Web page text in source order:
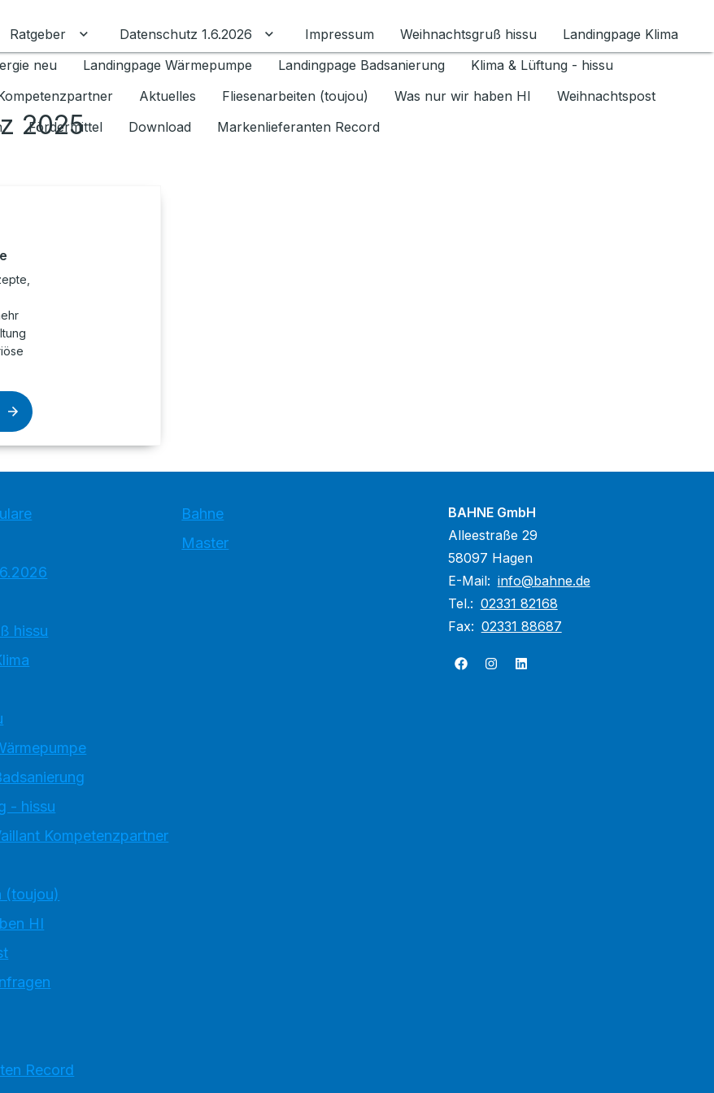
Ratgeber Untermenü für Ratgeber umschalten
Datenschutz 1.6.2026 Untermenü für Datenschutz 1.6.2026 umschalten
Impressum Weihnachtsgruß hissu
Landingpage Klima
neu Landingpage Wärmepumpe Landingpage Badsanierung
Klima & Lüftung - hissu
Aktuelles Fliesenarbeiten (toujou) Was nur wir haben HI
Weihnachtspost
Fördermittel Download Markenlieferanten Record
2025
hissu
- hissu
Kompetenzpartner
(toujou)
HI
Record
Bahne
Master
BAHNE GmbH
Alleestraße 29
58097 Hagen
E-Mail: info@bahne.de
Tel.: 02331 82168
Fax: 02331 88687